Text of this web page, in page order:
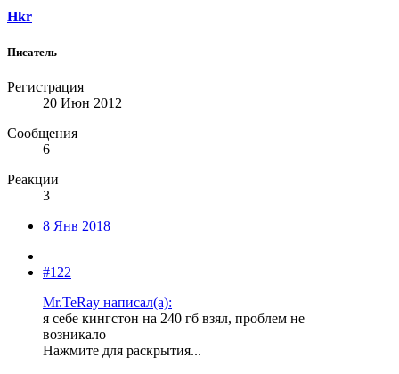
Hkr
Писатель
Регистрация
20 Июн 2012
Сообщения
6
Реакции
3
8 Янв 2018
#122
Mr.TeRay написал(а):
я себе кингстон на 240 гб взял, проблем не
возникало
Нажмите для раскрытия...